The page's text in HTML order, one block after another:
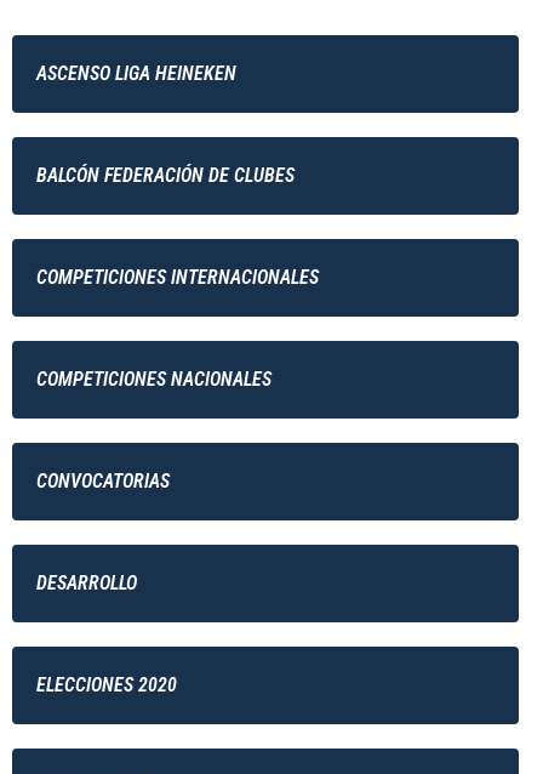
ASCENSO LIGA HEINEKEN
BALCÓN FEDERACIÓN DE CLUBES
COMPETICIONES INTERNACIONALES
COMPETICIONES NACIONALES
CONVOCATORIAS
DESARROLLO
ELECCIONES 2020